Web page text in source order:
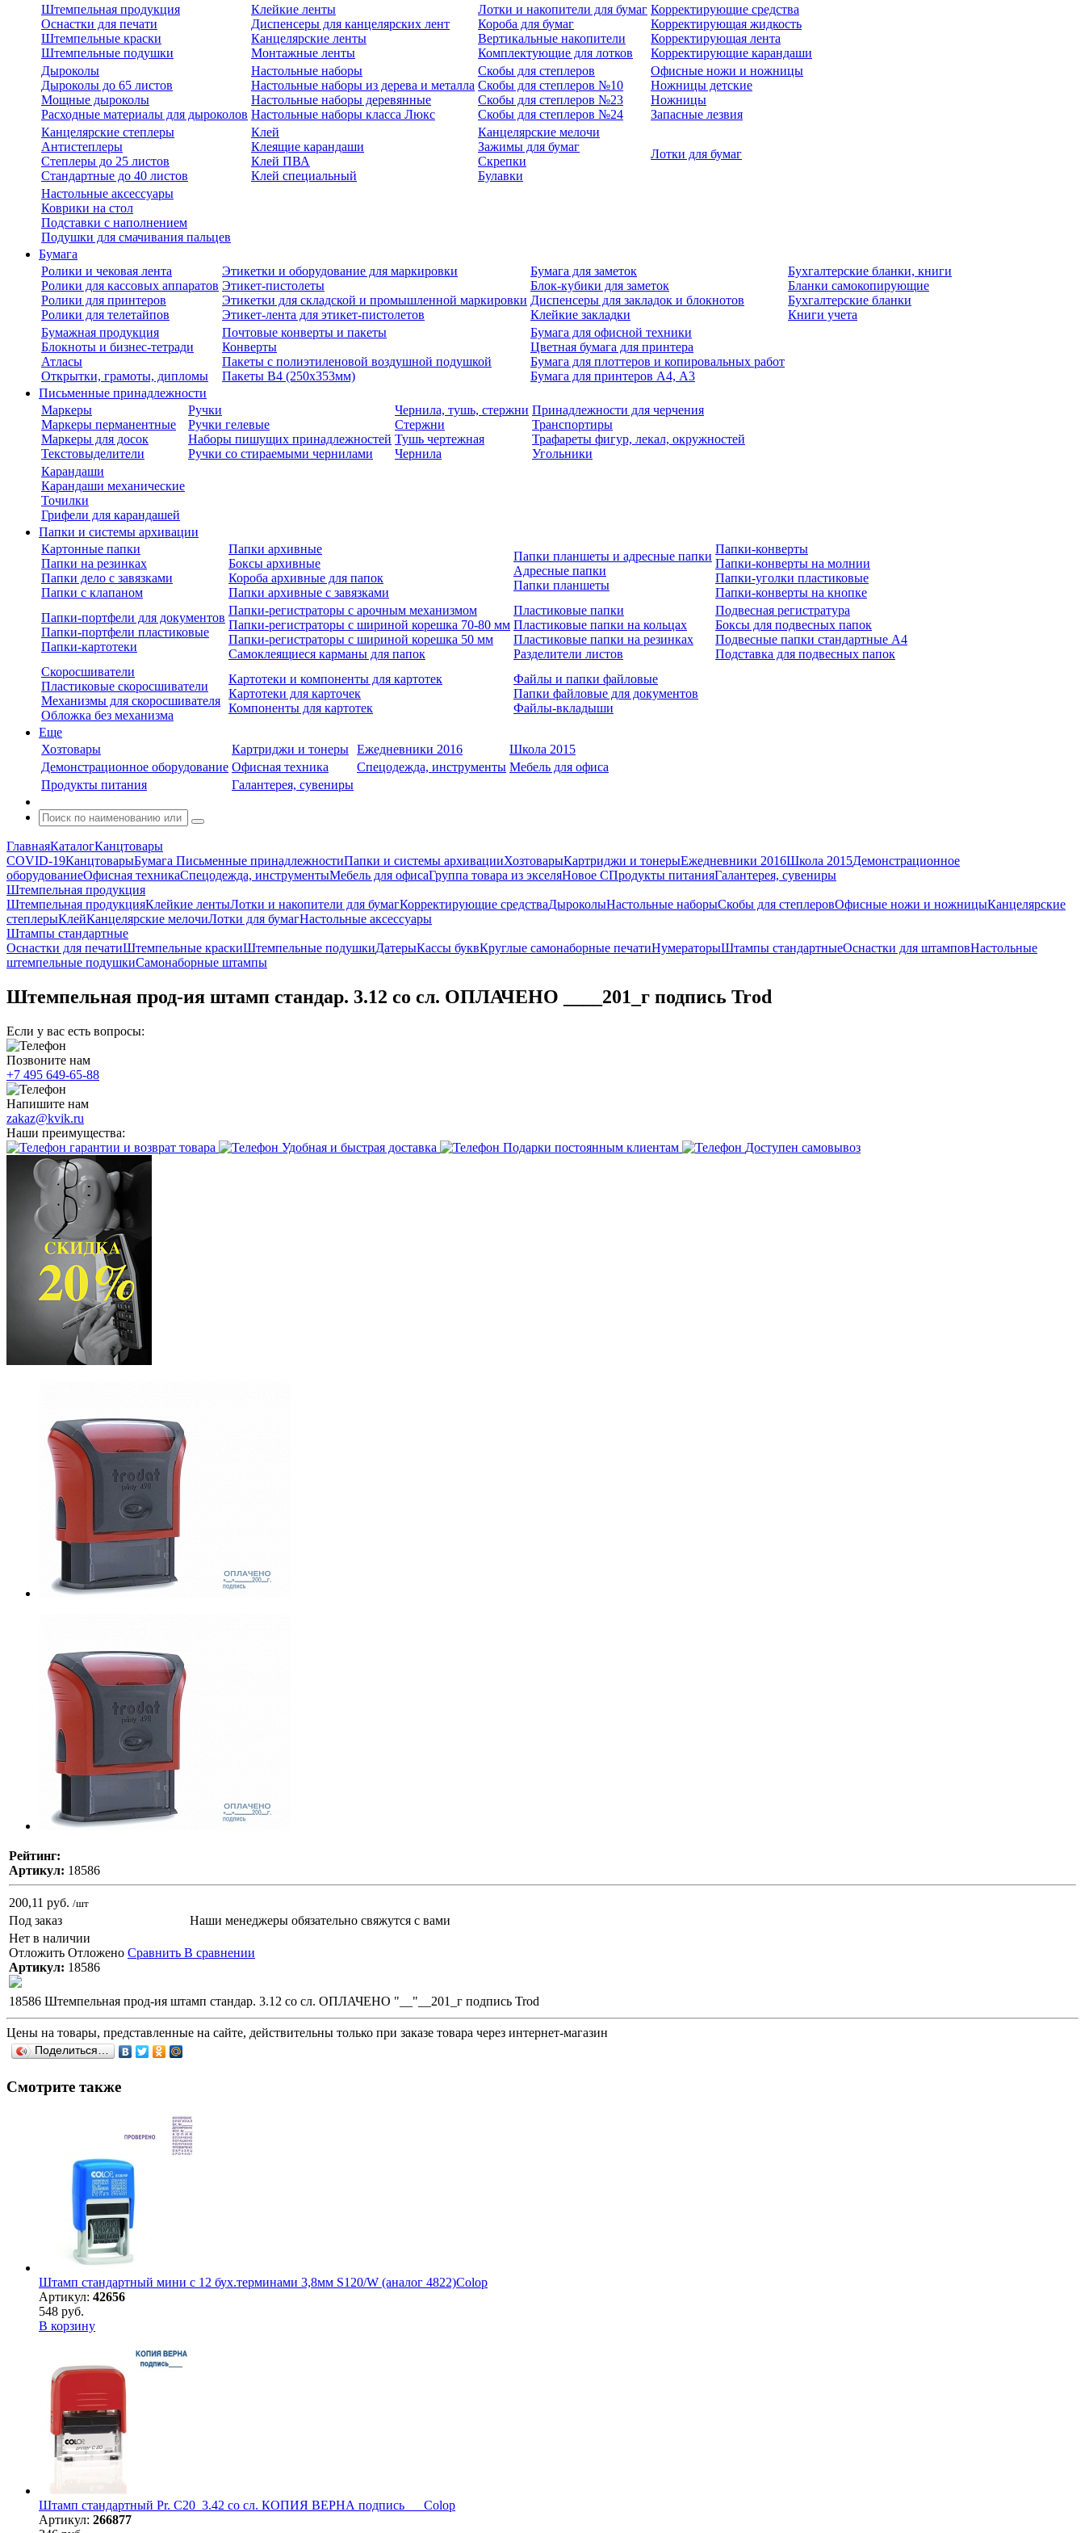
Штемпельная продукция
Оснастки для печати
Штемпельные краски
Штемпельные подушки
Клейкие ленты
Диспенсеры для канцелярских лент
Канцелярские ленты
Монтажные ленты
Лотки и накопители для бумаг
Короба для бумаг
Вертикальные накопители
Комплектующие для лотков
Корректирующие средства
Корректирующая жидкость
Корректирующая лента
Корректирующие карандаши
Дыроколы
Дыроколы до 65 листов
Мощные дыроколы
Расходные материалы для дыроколов
Настольные наборы
Настольные наборы из дерева и металла
Настольные наборы деревянные
Настольные наборы класса Люкс
Скобы для степлеров
Скобы для степлеров №10
Скобы для степлеров №23
Скобы для степлеров №24
Офисные ножи и ножницы
Ножницы детские
Ножницы
Запасные лезвия
Канцелярские степлеры
Антистеплеры
Степлеры до 25 листов
Стандартные до 40 листов
Клей
Клеящие карандаши
Клей ПВА
Клей специальный
Канцелярские мелочи
Зажимы для бумаг
Скрепки
Булавки
Лотки для бумаг
Настольные аксессуары
Коврики на стол
Подставки с наполнением
Подушки для смачивания пальцев
Бумага
Ролики и чековая лента
Ролики для кассовых аппаратов
Ролики для принтеров
Ролики для телетайпов
Этикетки и оборудование для маркировки
Этикет-пистолеты
Этикетки для складской и промышленной маркировки
Этикет-лента для этикет-пистолетов
Бумага для заметок
Блок-кубики для заметок
Диспенсеры для закладок и блокнотов
Клейкие закладки
Бухгалтерские бланки, книги
Бланки самокопирующие
Бухгалтерские бланки
Книги учета
Бумажная продукция
Блокноты и бизнес-тетради
Атласы
Открытки, грамоты, дипломы
Почтовые конверты и пакеты
Конверты
Пакеты с полиэтиленовой воздушной подушкой
Пакеты В4 (250х353мм)
Бумага для офисной техники
Цветная бумага для принтера
Бумага для плоттеров и копировальных работ
Бумага для принтеров А4, А3
Письменные принадлежности
Маркеры
Маркеры перманентные
Маркеры для досок
Текстовыделители
Ручки
Ручки гелевые
Наборы пишущих принадлежностей
Ручки со стираемыми чернилами
Чернила, тушь, стержни
Стержни
Тушь чертежная
Чернила
Принадлежности для черчения
Транспортиры
Трафареты фигур, лекал, окружностей
Угольники
Карандаши
Карандаши механические
Точилки
Грифели для карандашей
Папки и системы архивации
Картонные папки
Папки на резинках
Папки дело с завязками
Папки с клапаном
Папки архивные
Боксы архивные
Короба архивные для папок
Папки архивные с завязками
Папки планшеты и адресные папки
Адресные папки
Папки планшеты
Папки-конверты
Папки-конверты на молнии
Папки-уголки пластиковые
Папки-конверты на кнопке
Папки-портфели для документов
Папки-портфели пластиковые
Папки-картотеки
Папки-регистраторы с арочным механизмом
Папки-регистраторы с шириной корешка 70-80 мм
Папки-регистраторы с шириной корешка 50 мм
Самоклеящиеся карманы для папок
Пластиковые папки
Пластиковые папки на кольцах
Пластиковые папки на резинках
Разделители листов
Подвесная регистратура
Боксы для подвесных папок
Подвесные папки стандартные А4
Подставка для подвесных папок
Скоросшиватели
Пластиковые скоросшиватели
Механизмы для скоросшивателя
Обложка без механизма
Картотеки и компоненты для картотек
Картотеки для карточек
Компоненты для картотек
Файлы и папки файловые
Папки файловые для документов
Файлы-вкладыши
Еще
Хозтовары
Картриджи и тонеры Ежедневники 2016
Школа 2015
Демонстрационное оборудование Офисная техника Спецодежда, инструменты Мебель для офиса
Продукты питания
Галантерея, сувениры
ГлавнаяКаталогКанцтовары
COVID-19КанцтоварыБумага Письменные принадлежностиПапки и системы архивацииХозтоварыКартриджи и тонерыЕжедневники 2016Школа 2015Демонстрационное
оборудованиеОфисная техникаСпецодежда, инструментыМебель для офисаГруппа товара из экселяНовое СПродукты питанияГалантерея, сувениры
Штемпельная продукция
Штемпельная продукцияКлейкие лентыЛотки и накопители для бумагКорректирующие средстваДыроколыНастольные наборыСкобы для степлеровОфисные ножи и ножницыКанцелярские
степлерыКлейКанцелярские мелочиЛотки для бумагНастольные аксессуары
Штампы стандартные
Оснастки для печатиШтемпельные краскиШтемпельные подушкиДатерыКассы буквКруглые самонаборные печатиНумераторыШтампы стандартныеОснастки для штамповНастольные
штемпельные подушкиСамонаборные штампы
Штемпельная прод-ия штамп стандар. 3.12 со сл. ОПЛАЧЕНО ____201_г подпись Trod
Если у вас есть вопросы:
Позвоните нам
+7 495 649-65-88
Напишите нам
zakaz@kvik.ru
Наши преимущества:
гарантии и возврат товара
Удобная и быстрая доставка Подарки постоянным клиентам Доступен самовывоз
Рейтинг:
Артикул: 18586
200,11 руб. /шт
Под заказ
Наши менеджеры обязательно свяжутся с вами
Нет в наличии
Отложить Отложено Сравнить В сравнении
Артикул: 18586
18586 Штемпельная прод-ия штамп стандар. 3.12 со сл. ОПЛАЧЕНО "__"__201_г подпись Trod
Цены на товары, представленные на сайте, действительны только при заказе товара через интернет-магазин
Поделиться…
Смотрите также
Штамп стандартный мини с 12 бух.терминами 3,8мм S120/W (аналог 4822)Colop
Артикул: 42656
548 руб.
В корзину
Штамп стандартный Pr. С20_3.42 со сл. КОПИЯ ВЕРНА подпись___Colop
Артикул: 266877